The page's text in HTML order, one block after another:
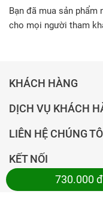
730.000 đ
Bạn đã mua sản phẩm
cho mọi người tham
KHÁCH HÀNG
DỊCH VỤ KHÁCH
LIÊN HỆ CHÚNG
KẾT NỐI